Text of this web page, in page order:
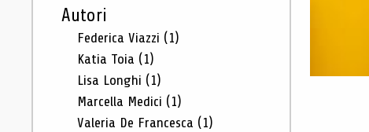
Autori
Federica Viazzi (1)
Katia Toia (1)
Lisa Longhi (1)
Marcella Medici (1)
Valeria De Francesca (1)